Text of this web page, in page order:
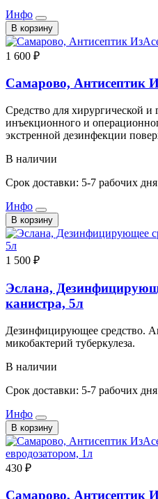
Инфо
В корзину
1 600 ₽
Самарово, Антисептик
Средство для хирургической и
инъекционного и
экстренной дезинфекции
В наличии
Срок доставки: 5-7 рабочих
Инфо
В корзину
1 500 ₽
Эслана,
канистра, 5л
Дезинфицирующее средство.
микобактерий туберкулеза.
В наличии
Срок доставки: 5-7 рабочих
Инфо
В корзину
430 ₽
Самарово, Антисептик